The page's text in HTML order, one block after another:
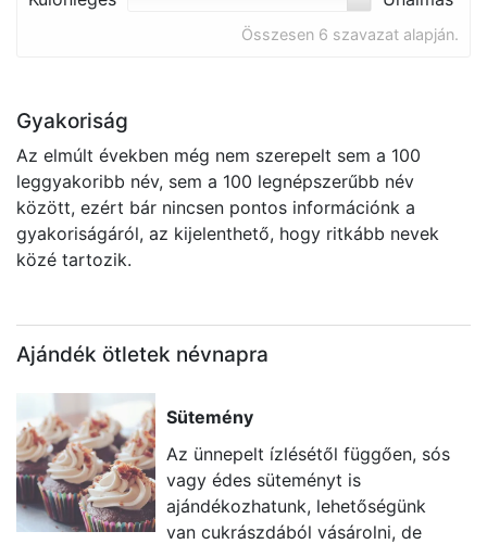
Összesen 6 szavazat alapján.
Gyakoriság
Az elmúlt években még nem szerepelt sem a 100
leggyakoribb név, sem a 100 legnépszerűbb név
között, ezért bár nincsen pontos információnk a
gyakoriságáról, az kijelenthető, hogy ritkább nevek
közé tartozik.
Ajándék ötletek névnapra
Sütemény
Az ünnepelt ízlésétől függően, sós
vagy édes süteményt is
ajándékozhatunk, lehetőségünk
van cukrászdából vásárolni, de